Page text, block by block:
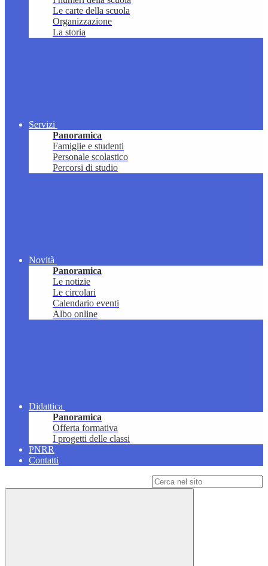
Le carte della scuola
Organizzazione
La storia
Servizi
Panoramica
Famiglie e studenti
Personale scolastico
Percorsi di studio
Novità
Panoramica
Le notizie
Le circolari
Calendario eventi
Albo online
Didattica
Panoramica
Offerta formativa
I progetti delle classi
PNRR
Contatti